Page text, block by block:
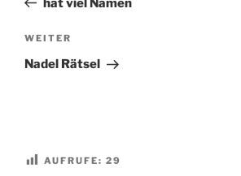
hat viel Namen
Nächster
Beitrag
WEITER
Nadel Rätsel
AUFRUFE: 29